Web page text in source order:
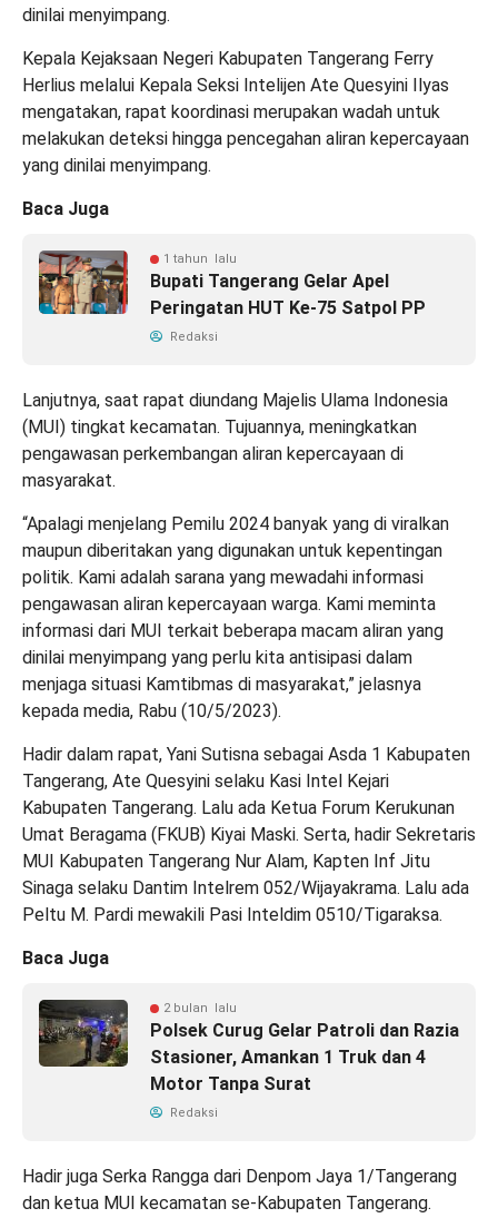
dinilai menyimpang.
Kepala Kejaksaan Negeri Kabupaten Tangerang Ferry
Herlius melalui Kepala Seksi Intelijen Ate Quesyini Ilyas
mengatakan, rapat koordinasi merupakan wadah untuk
melakukan deteksi hingga pencegahan aliran kepercayaan
yang dinilai menyimpang.
Baca Juga
1 tahun lalu
Bupati Tangerang Gelar Apel
Peringatan HUT Ke-75 Satpol PP
Redaksi
Lanjutnya, saat rapat diundang Majelis Ulama Indonesia
(MUI) tingkat kecamatan. Tujuannya, meningkatkan
pengawasan perkembangan aliran kepercayaan di
masyarakat.
“Apalagi menjelang Pemilu 2024 banyak yang di viralkan
maupun diberitakan yang digunakan untuk kepentingan
politik. Kami adalah sarana yang mewadahi informasi
pengawasan aliran kepercayaan warga. Kami meminta
informasi dari MUI terkait beberapa macam aliran yang
dinilai menyimpang yang perlu kita antisipasi dalam
menjaga situasi Kamtibmas di masyarakat,” jelasnya
kepada media, Rabu (10/5/2023).
Hadir dalam rapat, Yani Sutisna sebagai Asda 1 Kabupaten
Tangerang, Ate Quesyini selaku Kasi Intel Kejari
Kabupaten Tangerang. Lalu ada Ketua Forum Kerukunan
Umat Beragama (FKUB) Kiyai Maski. Serta, hadir Sekretaris
MUI Kabupaten Tangerang Nur Alam, Kapten Inf Jitu
Sinaga selaku Dantim Intelrem 052/Wijayakrama. Lalu ada
Peltu M. Pardi mewakili Pasi Inteldim 0510/Tigaraksa.
Baca Juga
2 bulan lalu
Polsek Curug Gelar Patroli dan Razia
Stasioner, Amankan 1 Truk dan 4
Motor Tanpa Surat
Redaksi
Hadir juga Serka Rangga dari Denpom Jaya 1/Tangerang
dan ketua MUI kecamatan se-Kabupaten Tangerang.